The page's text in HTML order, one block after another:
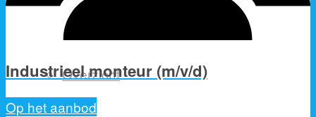
Overzicht
Industrieel monteur (m/v/d)
Op het aanbod